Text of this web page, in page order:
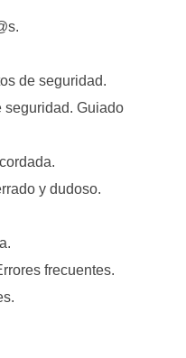
de seguridad.
Guiado
y dudoso.
frecuentes.